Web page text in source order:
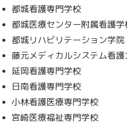
都城看護専門学校
都城医療センター附属看護学
都城リハビリテーション学院
藤元メディカルシステム看
延岡看護専門学校
日南看護専門学校
小林看護医療専門学校
宮崎医療福祉専門学校